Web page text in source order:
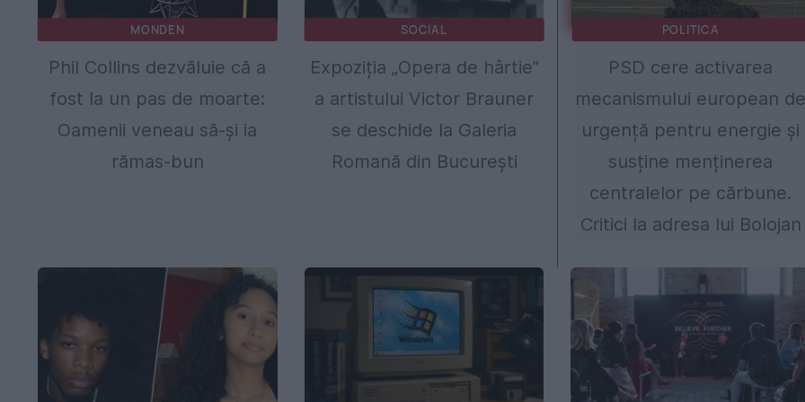
MONDEN
Phil Collins dezvăluie că a
fost la un pas de moarte:
Oamenii veneau să-și ia
rămas-bun
SOCIAL
Expoziția „Opera de hârtie”
a artistului Victor Brauner
se deschide la Galeria
Romană din București
POLITICA
PSD cere activarea
mecanismului european
urgență pentru energie și
susține menținerea
centralelor pe cărbune.
Critici la adresa lui Bolojan